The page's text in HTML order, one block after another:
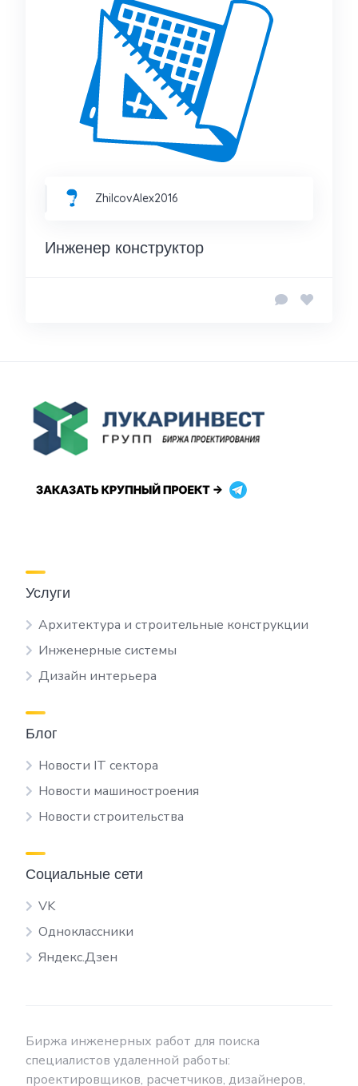
ZhilcovAlex2016
Инженер конструктор
Услуги
Архитектура и строительные конструкции
Инженерные системы
Дизайн интерьера
Блог
Новости IT сектора
Новости машиностроения
Новости строительства
Социальные сети
VK
Одноклассники
Яндекс.Дзен
Биржа инженерных работ для поиска
специалистов удаленной работы:
проектировщиков, расчетчиков, дизайнеров,